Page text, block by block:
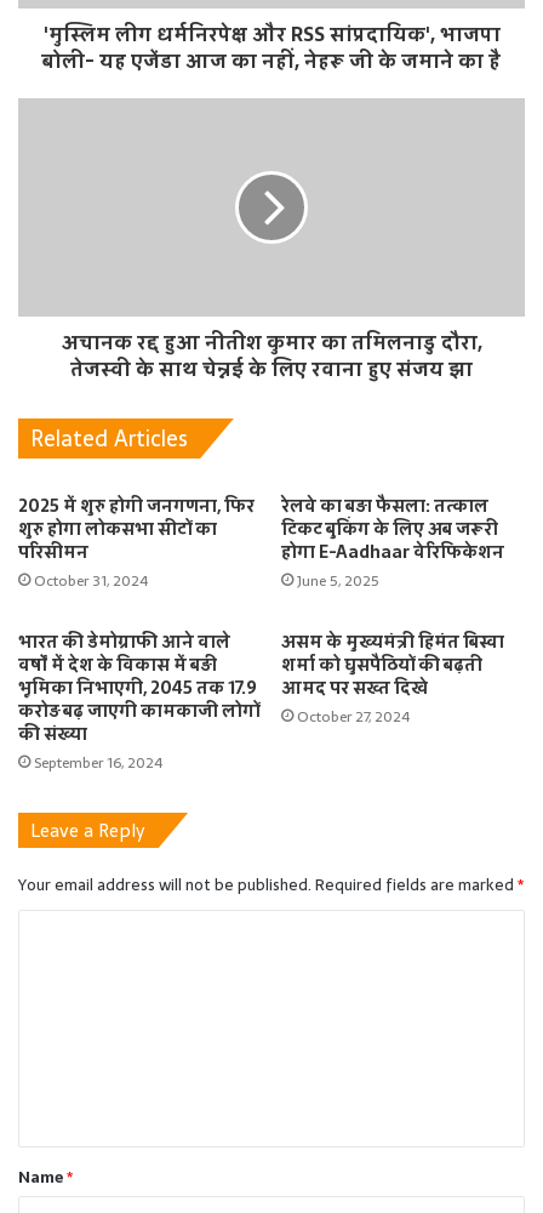
'मुस्लिम लीग धर्मनिरपेक्ष और RSS सांप्रदायिक', भाजपा
बोली- यह एजेंडा आज का नहीं, नेहरू जी के जमाने का है
अचानक रद्द हुआ नीतीश कुमार का तमिलनाडु दौरा,
तेजस्वी के साथ चेन्नई के लिए रवाना हुए संजय झा
Related Articles
2025 में शुरु होगी जनगणना, फिर
शुरु होगा लोकसभा सीटों का
परिसीमन
October 31, 2024
रेलवे का बड़ा फैसला: तत्काल
टिकट बुकिंग के लिए अब जरूरी
होगा E-Aadhaar वेरिफिकेशन
June 5, 2025
भारत की डेमोग्राफी आने वाले
वर्षों में देश के विकास में बड़ी
भूमिका निभाएगी, 2045 तक 17.9
करोड़ बढ़ जाएगी कामकाजी लोगों
की संख्या
September 16, 2024
असम के मुख्यमंत्री हिमंत बिस्वा
शर्मा को घुसपैठियों की बढ़ती
आमद पर सख्त दिखे
October 27, 2024
Leave a Reply
Your email address will not be published.Required fields are marked*
t
*Name*